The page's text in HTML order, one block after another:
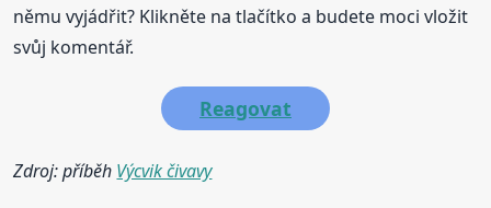
němu vyjádřit? Klikněte na tlačítko a budete moci vložit
svůj komentář.
Reagovat
Zdroj: příběh Výcvik čivavy